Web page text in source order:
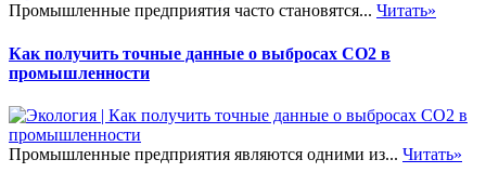
Промышленные предприятия часто становятся... Читать»
Как получить точные данные о выбросах CO2 в
промышленности
Промышленные предприятия являются одними из... Читать»